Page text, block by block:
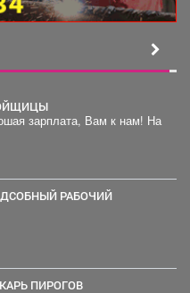
зарплата, Вам к нам! На
РАБОЧИЙ
ПИРОГОВ